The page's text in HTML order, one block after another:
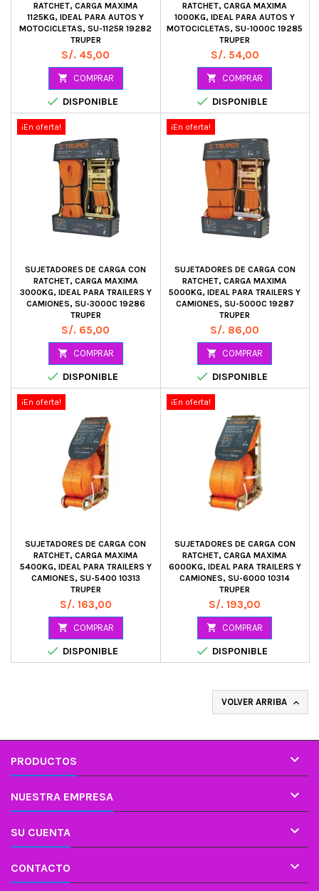
RATCHET, CARGA MAXIMA
1125KG, IDEAL PARA AUTOS Y
MOTOCICLETAS, SU-1125R 19282
TRUPER
Precio
S/. 45,00
 COMPRAR
 DISPONIBLE
RATCHET, CARGA MAXIMA
1000KG, IDEAL PARA AUTOS Y
MOTOCICLETAS, SU-1000C 19285
TRUPER
Precio
S/. 54,00
 COMPRAR
 DISPONIBLE
¡En oferta!
SUJETADORES DE CARGA CON
RATCHET, CARGA MAXIMA
3000KG, IDEAL PARA TRAILERS Y
CAMIONES, SU-3000C 19286
TRUPER
Precio
S/. 65,00
 COMPRAR
 DISPONIBLE
¡En oferta!
SUJETADORES DE CARGA CON
RATCHET, CARGA MAXIMA
5000KG, IDEAL PARA TRAILERS Y
CAMIONES, SU-5000C 19287
TRUPER
Precio
S/. 86,00
 COMPRAR
 DISPONIBLE
¡En oferta!
SUJETADORES DE CARGA CON
RATCHET, CARGA MAXIMA
5400KG, IDEAL PARA TRAILERS Y
CAMIONES, SU-5400 10313
TRUPER
Precio
S/. 163,00
 COMPRAR
 DISPONIBLE
¡En oferta!
SUJETADORES DE CARGA CON
RATCHET, CARGA MAXIMA
6000KG, IDEAL PARA TRAILERS Y
CAMIONES, SU-6000 10314
TRUPER
Precio
S/. 193,00
 COMPRAR
 DISPONIBLE
VOLVER ARRIBA 
PRODUCTOS 
NUESTRA EMPRESA 
SU CUENTA 
CONTACTO 